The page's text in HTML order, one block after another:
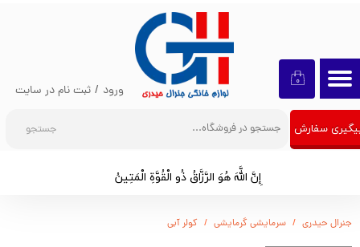
جستجو
۰
ورود / ثبت نام در سایت
تغییر گذر واژه
سفارشات
خروج از حساب کاربری
سفارش
إِنَّ اللَّهَ هُوَ الرَّزَّاقُ ذُو الْقُوَّةِ الْمَتِينُ​​​​​​​
جنرال حیدری سرمایشی گرمایشی کولر آبی